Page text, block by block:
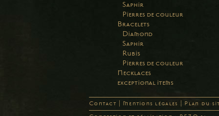
Saphir
Pierres de couleur
Bracelets
Diamond
Saphir
Rubis
Pierres de couleur
Necklaces
exceptional items
Contact Mentions légales Plan du